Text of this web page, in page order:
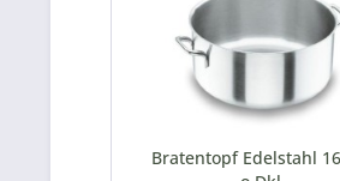
Bratentopf Edelstahl